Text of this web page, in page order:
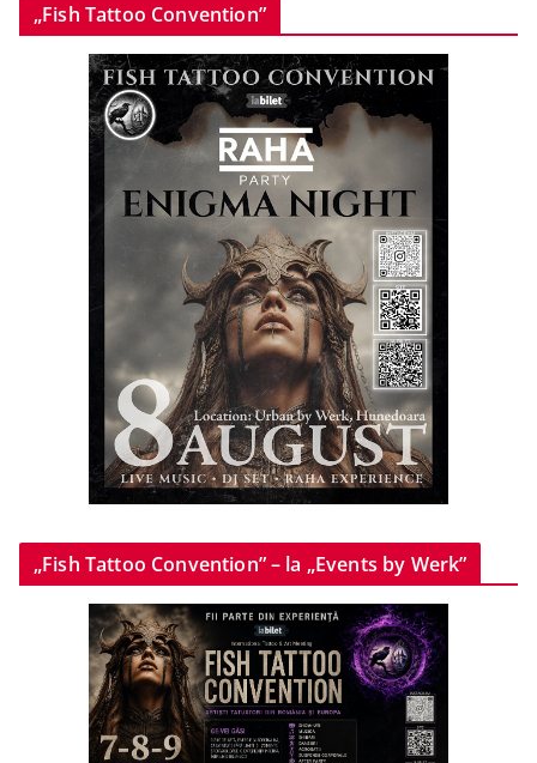
„Fish Tattoo Convention”
„Fish Tattoo Convention” – la „Events by Werk”